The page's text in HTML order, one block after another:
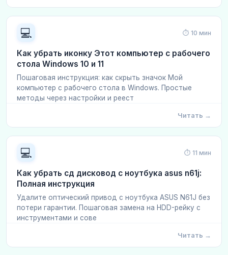
💻 ⏱ 10 мин
Как убрать иконку Этот компьютер с рабочего
стола Windows 10 и 11
Пошаговая инструкция: как скрыть значок Мой
компьютер с рабочего стола в Windows. Простые
методы через настройки и реест
Читать →
💻 ⏱ 11 мин
Как убрать сд дисковод с ноутбука asus n61j:
Полная инструкция
Удалите оптический привод с ноутбука ASUS N61J без
потери гарантии. Пошаговая замена на HDD-рейку с
инструментами и сове
Читать →